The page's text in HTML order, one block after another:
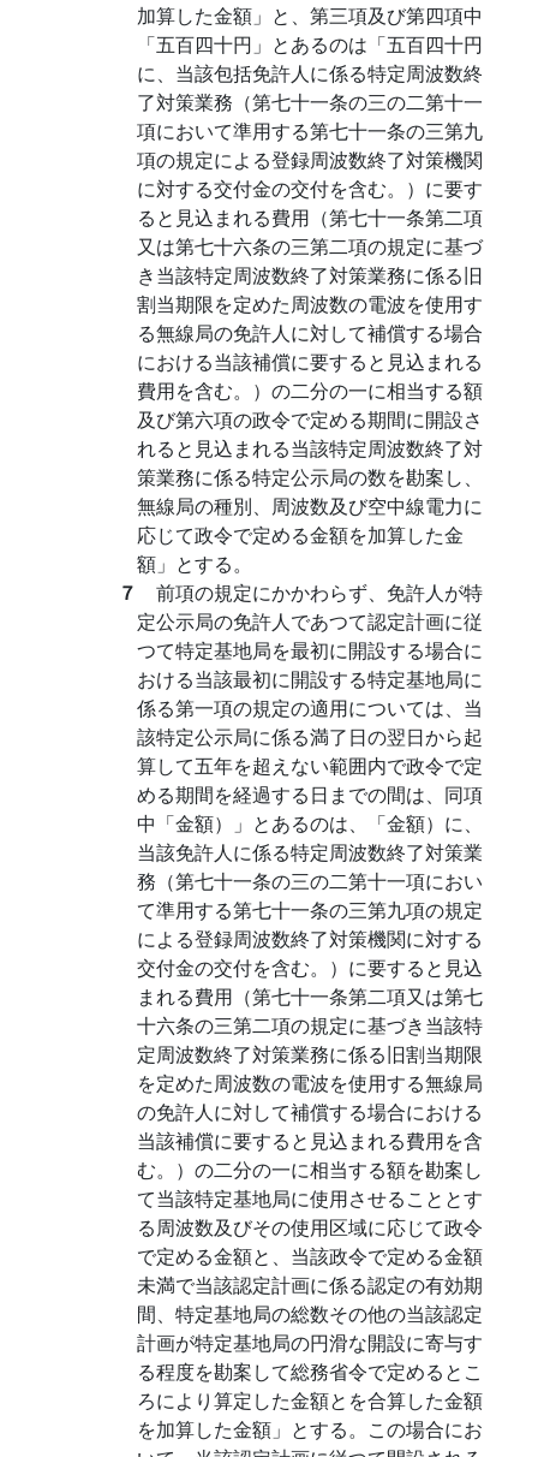
加算した金額」と、第三項及び第四項中
「五百四十円」とあるのは「五百四十円
に、当該包括免許人に係る特定周波数終
了対策業務（第七十一条の三の二第十一
項において準用する第七十一条の三第九
項の規定による登録周波数終了対策機関
に対する交付金の交付を含む。）に要す
ると見込まれる費用（第七十一条第二項
又は第七十六条の三第二項の規定に基づ
き当該特定周波数終了対策業務に係る旧
割当期限を定めた周波数の電波を使用す
る無線局の免許人に対して補償する場合
における当該補償に要すると見込まれる
費用を含む。）の二分の一に相当する額
及び第六項の政令で定める期間に開設さ
れると見込まれる当該特定周波数終了対
策業務に係る特定公示局の数を勘案し、
無線局の種別、周波数及び空中線電力に
応じて政令で定める金額を加算した金
額」とする。
７ 前項の規定にかかわらず、免許人が特
定公示局の免許人であつて認定計画に従
つて特定基地局を最初に開設する場合に
おける当該最初に開設する特定基地局に
係る第一項の規定の適用については、当
該特定公示局に係る満了日の翌日から起
算して五年を超えない範囲内で政令で定
める期間を経過する日までの間は、同項
中「金額）」とあるのは、「金額）に、
当該免許人に係る特定周波数終了対策業
務（第七十一条の三の二第十一項におい
て準用する第七十一条の三第九項の規定
による登録周波数終了対策機関に対する
交付金の交付を含む。）に要すると見込
まれる費用（第七十一条第二項又は第七
十六条の三第二項の規定に基づき当該特
定周波数終了対策業務に係る旧割当期限
を定めた周波数の電波を使用する無線局
の免許人に対して補償する場合における
当該補償に要すると見込まれる費用を含
む。）の二分の一に相当する額を勘案し
て当該特定基地局に使用させることとす
る周波数及びその使用区域に応じて政令
で定める金額と、当該政令で定める金額
未満で当該認定計画に係る認定の有効期
間、特定基地局の総数その他の当該認定
計画が特定基地局の円滑な開設に寄与す
る程度を勘案して総務省令で定めるとこ
ろにより算定した金額とを合算した金額
を加算した金額」とする。この場合にお